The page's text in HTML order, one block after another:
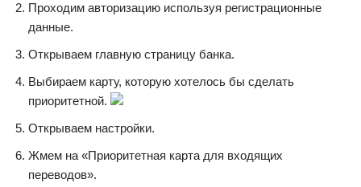
Проходим авторизацию используя регистрационные
данные.
Открываем главную страницу банка.
Выбираем карту, которую хотелось бы сделать
приоритетной.
Открываем настройки.
Жмем на «Приоритетная карта для входящих
переводов».